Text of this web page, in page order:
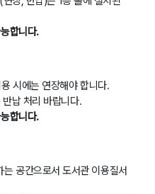
합니다.
시에는 연장해야 합니다.
납 처리 바랍니다.
합니다.
공간으로서 도서관 이용질서